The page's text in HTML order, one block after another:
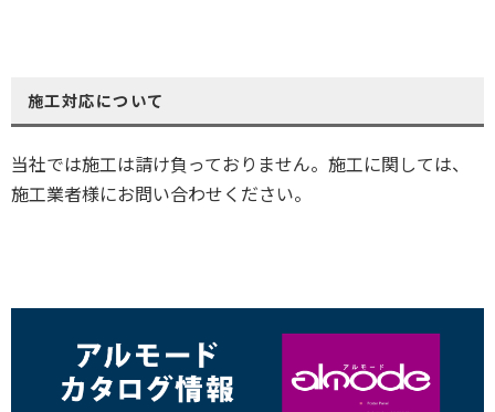
施工対応について
当社では施工は請け負っておりません。施工に関しては、
施工業者様にお問い合わせください。